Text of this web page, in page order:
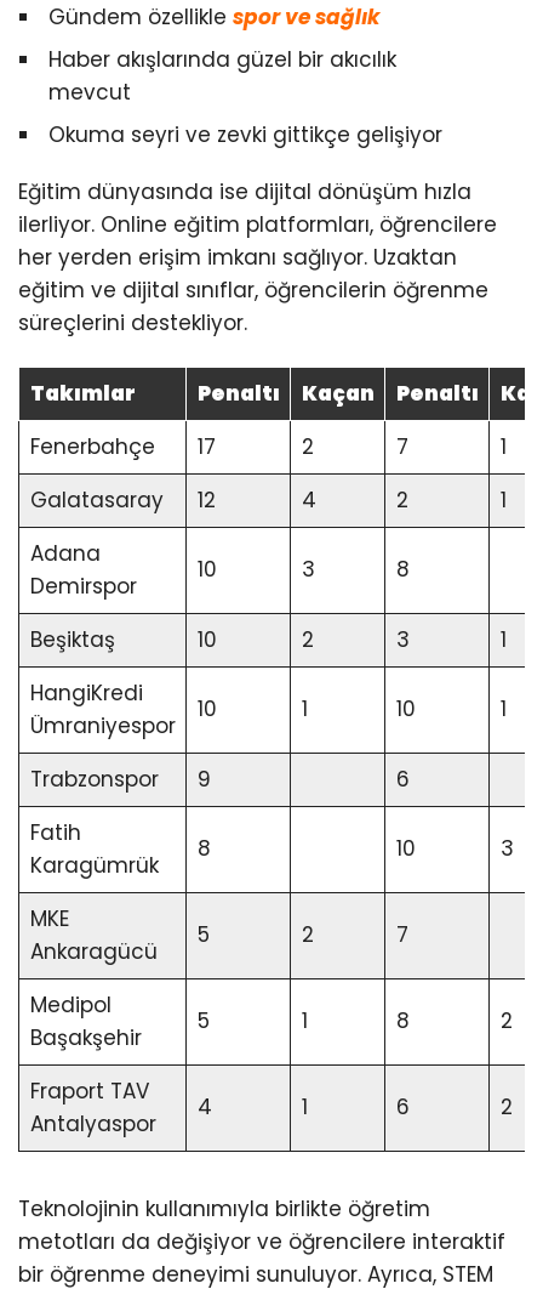
Gündem özellikle spor ve sağlık
Haber akışlarında güzel bir akıcılık
mevcut
Okuma seyri ve zevki gittikçe gelişiyor
Eğitim dünyasında ise dijital dönüşüm hızla
ilerliyor. Online eğitim platformları, öğrencilere
her yerden erişim imkanı sağlıyor. Uzaktan
eğitim ve dijital sınıflar, öğrencilerin öğrenme
süreçlerini destekliyor.
Takımlar Penaltı Kaçan Penaltı
Fenerbahçe
17 2 7
1
Galatasaray
12 4 2
1
Adana
Demirspor
10 3 8
Beşiktaş 10 2 3
1
HangiKredi
Ümraniyespor
10 1 10 1
Trabzonspor 9
6
Fatih
Karagümrük
8 10 3
MKE
Ankaragücü
5 2 7
Medipol
Başakşehir
5 1 8 2
Fraport TAV
Antalyaspor
4 1 6 2
Teknolojinin kullanımıyla birlikte öğretim
metotları da değişiyor ve öğrencilere interaktif
bir öğrenme deneyimi sunuluyor. Ayrıca, STEM